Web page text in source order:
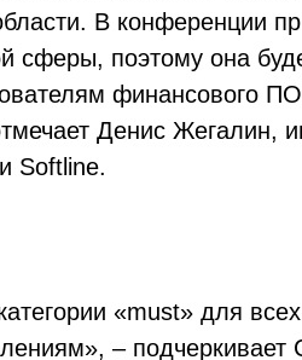
В конференции
сферы, поэтому она
финансового
Денис Жегалин,
Softline.
«must» для
– подчеркивает